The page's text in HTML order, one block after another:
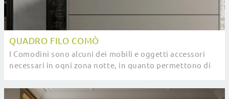
QUADRO FILO COMÒ
I Comodini sono alcuni dei mobili e oggetti accessori
necessari in ogni zona notte, in quanto permettono di